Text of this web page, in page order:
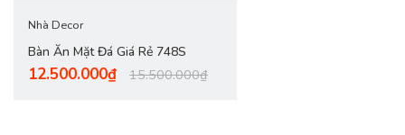
điểm nhấn hoàn hảo cho căn bếp nhà bạn.
Nhà Decor
Bàn Ăn Mặt Đá Giá Rẻ 748S
12.500.000₫ 15.500.000₫